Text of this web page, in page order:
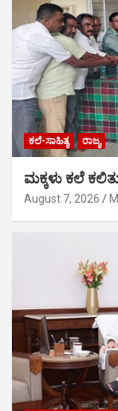
ಕಲೆ-ಸಾಹಿತ್ಯ ರಾಜ್ಯ
ಮಕ್ಕಳು ಕಲೆ
August 7, 2026